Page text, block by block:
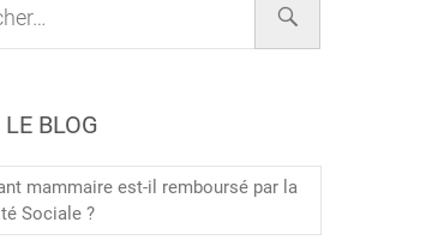
BLOG
mammaire est-il remboursé par la
Sociale ?